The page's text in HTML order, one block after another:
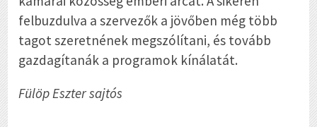
felbuzdulva a szervezők a jövőben még több
tagot szeretnének megszólítani, és tovább
gazdagítanák a programok kínálatát.
Fülöp Eszter sajtós